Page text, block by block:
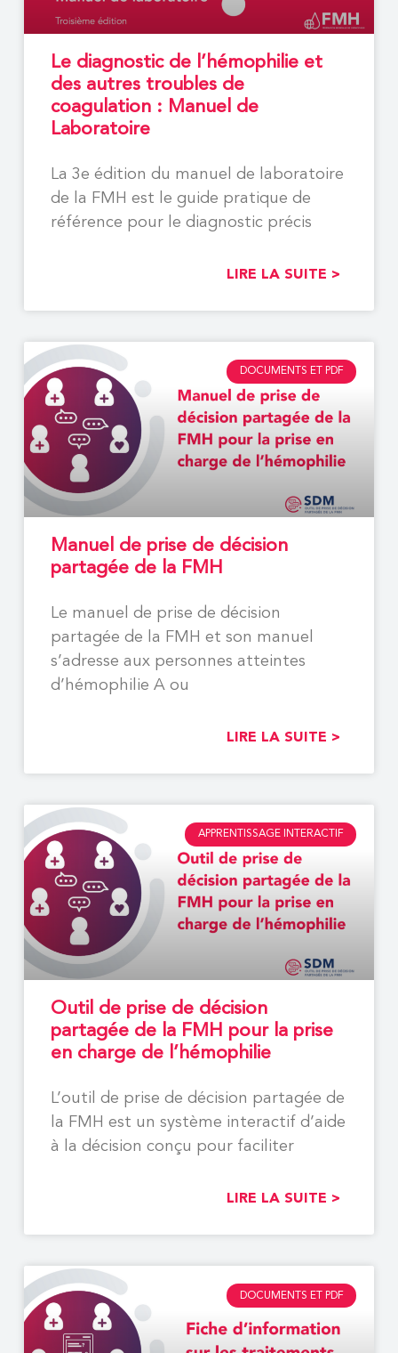
Le diagnostic de l’hémophilie et
des autres troubles de
coagulation : Manuel de
Laboratoire
La 3e édition du manuel de laboratoire
de la FMH est le guide pratique de
référence pour le diagnostic précis
LIRE LA SUITE >
DOCUMENTS ET PDF
Manuel de prise de décision
partagée de la FMH
Le manuel de prise de décision
partagée de la FMH et son manuel
s’adresse aux personnes atteintes
d’hémophilie A ou
LIRE LA SUITE >
APPRENTISSAGE INTERACTIF
Outil de prise de décision
partagée de la FMH pour la prise
en charge de l’hémophilie
L’outil de prise de décision partagée de
la FMH est un système interactif d’aide
à la décision conçu pour faciliter
LIRE LA SUITE >
DOCUMENTS ET PDF